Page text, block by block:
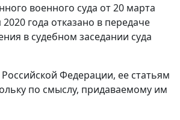
военного суда от 20 марта
года отказано в передаче
в судебном заседании суда
Федерации, ее статьям
по смыслу, придаваемому им